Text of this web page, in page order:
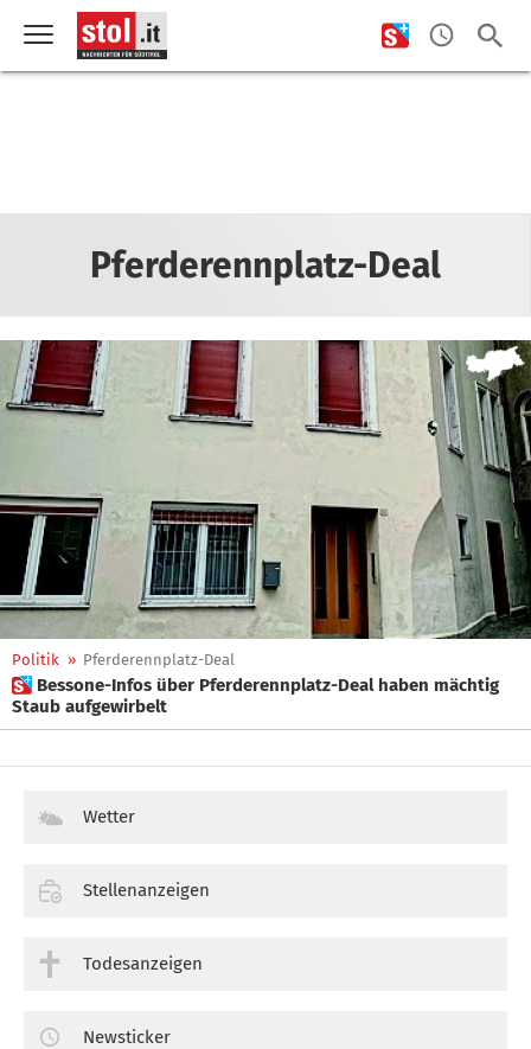
Pferderennplatz-Deal
Politik » Pferderennplatz-Deal
 Bessone-Infos über Pferderennplatz-Deal haben mächtig
Staub aufgewirbelt
Wetter
Stellenanzeigen
Todesanzeigen
Newsticker